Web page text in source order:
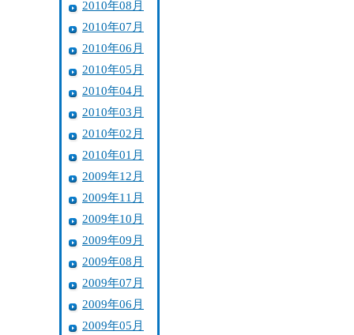
2010年08月
2010年07月
2010年06月
2010年05月
2010年04月
2010年03月
2010年02月
2010年01月
2009年12月
2009年11月
2009年10月
2009年09月
2009年08月
2009年07月
2009年06月
2009年05月